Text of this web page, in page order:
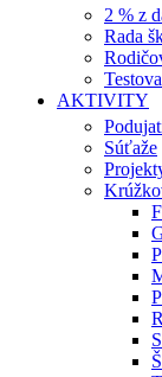
2 % z
Rada
AKTIVITY
Súťaže